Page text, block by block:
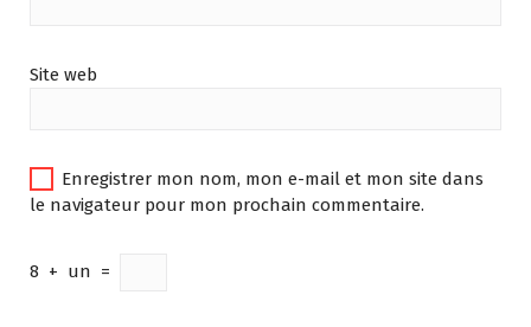
Site web
Enregistrer mon nom, mon e-mail et mon site dans
le navigateur pour mon prochain commentaire.
8 + un =